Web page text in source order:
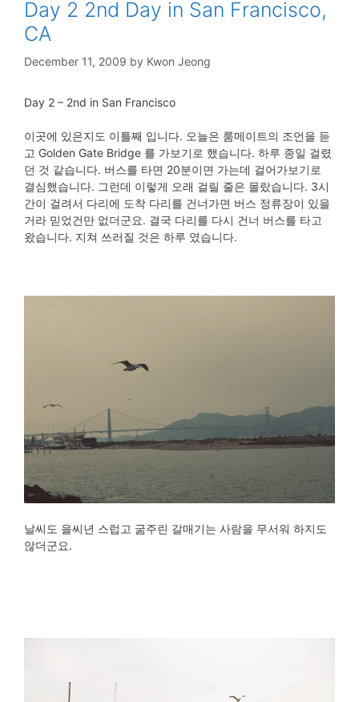
Day 2 2nd Day in San Francisco,
CA
December 11, 2009 by Kwon Jeong
Day 2 – 2nd in San Francisco
이곳에 있은지도 이틀째 입니다. 오늘은 룸메이트의 조언을 듣
고 Golden Gate Bridge 를 가보기로 했습니다. 하루 종일 걸렸
던 것 같습니다. 버스를 타면 20분이면 가는데 걸어가보기로
결심했습니다. 그런데 이렇게 오래 걸릴 줄은 몰랐습니다. 3시
간이 걸려서 다리에 도착 다리를 건너가면 버스 정류장이 있을
거라 믿었건만 없더군요. 결국 다리를 다시 건너 버스를 타고
왔습니다. 지쳐 쓰러질 것은 하루 였습니다.
날씨도 을씨년 스럽고 굶주린 갈매기는 사람을 무서워 하지도
않더군요.